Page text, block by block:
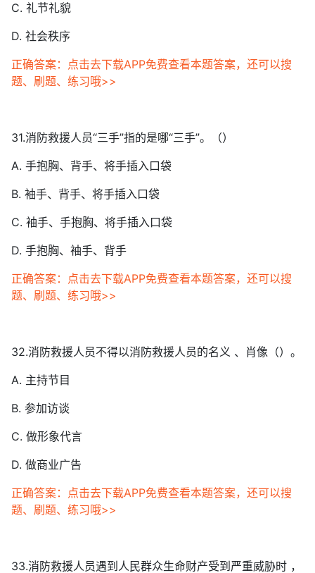
C. 礼节礼貌
D. 社会秩序
正确答案：点击去下载APP免费查看本题答案，还可以搜
题、刷题、练习哦>>
31.消防救援人员“三手”指的是哪“三手”。（）
A. 手抱胸、背手、将手插入口袋
B. 袖手、背手、将手插入口袋
C. 袖手、手抱胸、将手插入口袋
D. 手抱胸、袖手、背手
正确答案：点击去下载APP免费查看本题答案，还可以搜
题、刷题、练习哦>>
32.消防救援人员不得以消防救援人员的名义 、肖像（）。
A. 主持节目
B. 参加访谈
C. 做形象代言
D. 做商业广告
正确答案：点击去下载APP免费查看本题答案，还可以搜
题、刷题、练习哦>>
33.消防救援人员遇到人民群众生命财产受到严重威胁时 ，